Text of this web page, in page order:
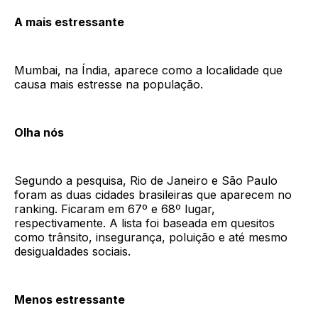
A mais estressante
Mumbai, na Índia, aparece como a localidade que
causa mais estresse na população.
Olha nós
Segundo a pesquisa, Rio de Janeiro e São Paulo
foram as duas cidades brasileiras que aparecem no
ranking. Ficaram em 67º e 68º lugar,
respectivamente. A lista foi baseada em quesitos
como trânsito, insegurança, poluição e até mesmo
desigualdades sociais.
Menos estressante